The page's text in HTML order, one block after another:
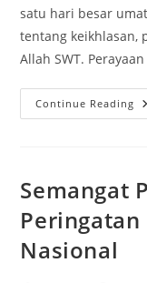
satu hari besar
tentang keikhlasan,
Allah SWT.
Continue Reading
Semangat
Nasional